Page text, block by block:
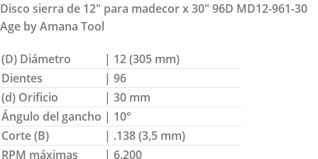
Disco sierra de 12″ para madecor x 30″ 96D MD12-961-30
Age by Amana Tool
(D) Diámetro
| 12 (305 mm)
Dientes
| 96
(d) Orificio
| 30 mm
Ángulo del gancho | 10°
Corte (B)
| .138 (3,5 mm)
RPM máximas
| 6.200